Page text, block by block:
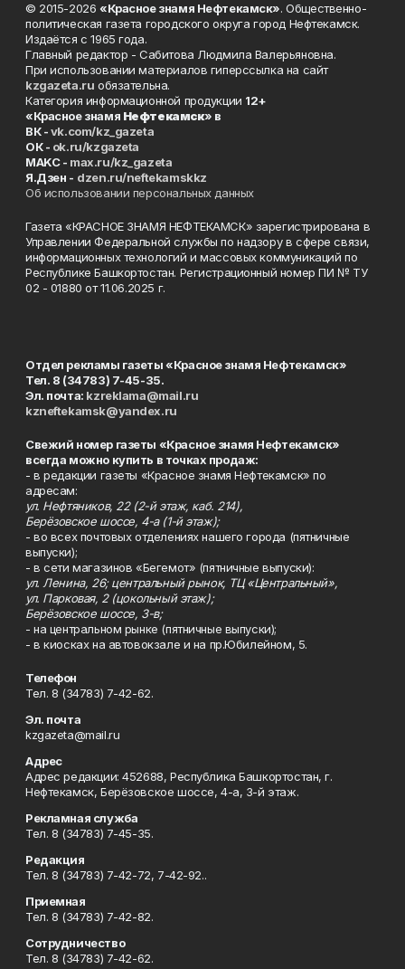
© 2015-2026 «Красное знамя Нефтекамск». Общественно-
политическая газета городского округа город Нефтекамск.
Издаётся с 1965 года.
Главный редактор - Сабитова Людмила Валерьяновна.
При использовании материалов гиперссылка на сайт
kzgazeta.ru обязательна.
Категория информационной продукции 12+
«Красное знамя Нефтекамск» в
ВК -vk.com/kz_gazeta
ОК - ok.ru/kzgazeta
MAKC - max.ru/kz_gazeta
Я.Дзен - dzen.ru/neftekamskkz
Об использовании персональных данных
Газета «КРАСНОЕ ЗНАМЯ НЕФТЕКАМСК» зарегистрирована в
Управлении Федеральной службы по надзору в сфере связи,
информационных технологий и массовых коммуникаций по
Республике Башкортостан. Регистрационный номер ПИ № ТУ
02 - 01880 от 11.06.2025 г.
Отдел рекламы газеты «Красное знамя Нефтекамск»
Тел. 8 (34783) 7-45-35.
Эл. почта: kzreklama@mail.ru
kzneftekamsk@yandex.ru
Свежий номер газеты «Красное знамя Нефтекамск»
всегда можно купить в точках продаж:
- в редакции газеты «Красное знамя Нефтекамск» по
адресам:
ул. Нефтяников, 22 (2-й этаж, каб. 214),
Берёзовское шоссе, 4-а (1-й этаж);
- во всех почтовых отделениях нашего города (пятничные
выпуски);
- в сети магазинов «Бегемот» (пятничные выпуски):
ул. Ленина, 26; центральный рынок, ТЦ «Центральный»,
ул. Парковая, 2 (цокольный этаж);
Берёзовское шоссе, 3-в;
- на центральном рынке (пятничные выпуски);
- в киосках на автовокзале и на пр.Юбилейном, 5.
Телефон
Тел. 8 (34783) 7-42-62.
Эл. почта
kzgazeta@mail.ru
Адрес
Адрес редакции: 452688, Республика Башкортостан, г.
Нефтекамск, Берёзовское шоссе, 4-а, 3-й этаж.
Рекламная служба
Тел. 8 (34783) 7-45-35.
Редакция
Тел. 8 (34783) 7-42-72, 7-42-92..
Приемная
Тел. 8 (34783) 7-42-82.
Сотрудничество
Тел. 8 (34783) 7-42-62.